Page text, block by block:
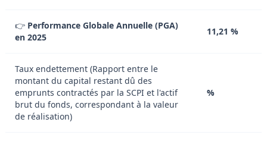
👉 Performance Globale Annuelle (PGA)
en 2025
11,21 %
Taux endettement (Rapport entre le
montant du capital restant dû des
emprunts contractés par la SCPI et l'actif
brut du fonds, correspondant à la valeur
de réalisation)
%